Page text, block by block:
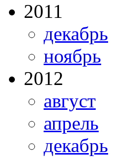
2011
декабрь
ноябрь
2012
август
апрель
декабрь